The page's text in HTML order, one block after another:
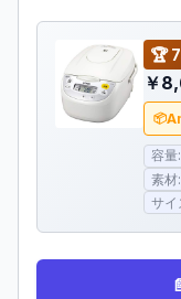
🏆
￥
容量
素材
サ